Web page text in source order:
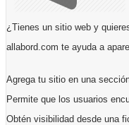
¿Tienes un sitio web y
allabord.com te ayuda a
Agrega tu sitio en una
Permite que los usuarios
Obtén visibilidad desde una